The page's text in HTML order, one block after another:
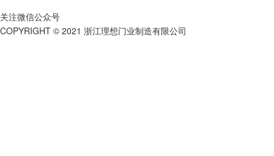
关注微信公众号
COPYRIGHT © 2021 浙江理想门业制造有限公司